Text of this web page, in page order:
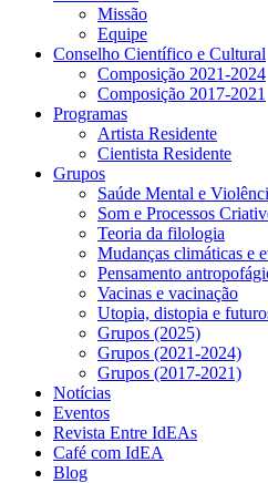
Missão
Equipe
Conselho Científico e Cultural
Composição 2021-2024
Composição 2017-2021
Programas
Artista Residente
Cientista Residente
Grupos
Saúde Mental e
Som e Processos
Teoria da filologia
Mudanças climáticas e
Pensamento
Vacinas e vacinação
Utopia, distopia e
Grupos (2025)
Grupos (2021-2024)
Grupos (2017-2021)
Notícias
Eventos
Revista Entre IdEAs
Café com IdEA
Blog